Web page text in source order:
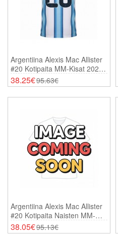
Argentiina Alexis Mac Allister
#20 Kotipaita MM-Kisat 2026
Lyhythihainen
38.25€95.63€
Argentiina Alexis Mac Allister
#20 Kotipaita Naisten MM-
Kisat 2026 Lyhythihainen
38.05€95.13€